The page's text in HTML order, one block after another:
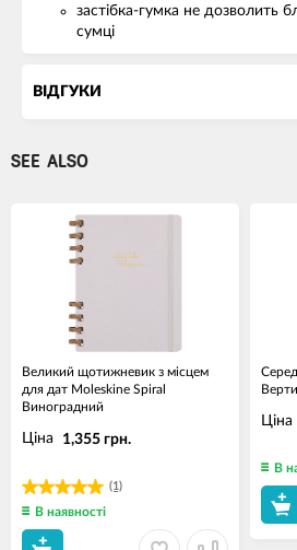
застібка-гумка не дозволить
сумці
ВІДГУКИ
SEE ALSO
Великий щотижневик з місцем
для дат Moleskine Spiral
Виноградний
(1)
Ціна 1,355 грн.
В наявності
Ціна
В